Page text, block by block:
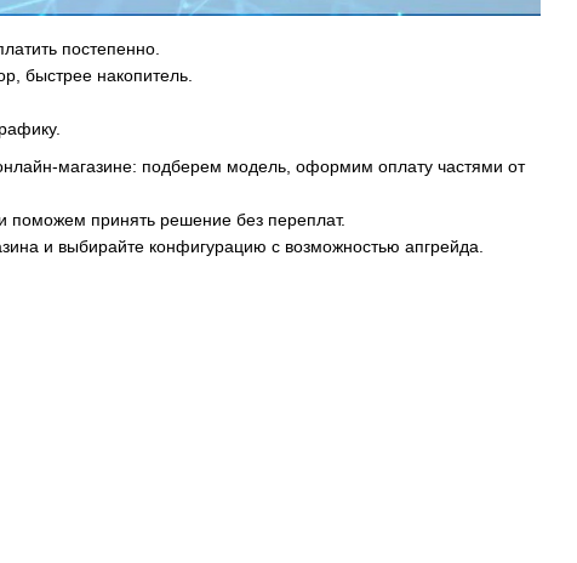
постепенно.
быстрее накопитель.
магазине: подберем модель, оформим оплату частями от
поможем принять решение без переплат.
и выбирайте конфигурацию с возможностью апгрейда.